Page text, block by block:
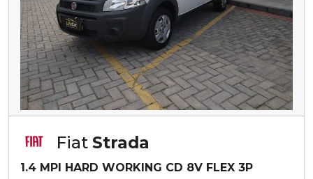
Fiat Strada
1.4 MPI HARD WORKING CD 8V FLEX 3P